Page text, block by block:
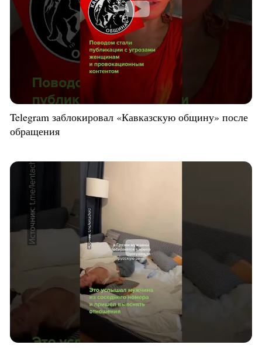
Telegram заблокировал «Кавказскую общину» после
обращения